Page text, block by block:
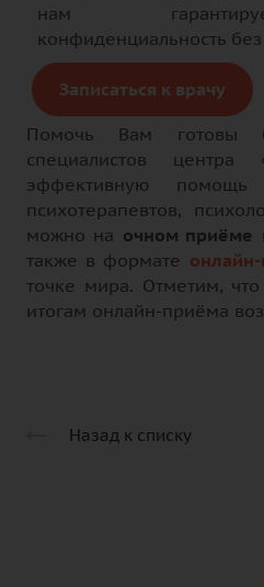
нам
конфиденциальность
Записаться к врачу
Помочь Вам готовы
специалистов центра
эффективную помощь
психотерапевтов,
можно на очном приёме
также в формате онлайн-
точке мира. Отметим,
итогам онлайн-приёма
Назад к списку